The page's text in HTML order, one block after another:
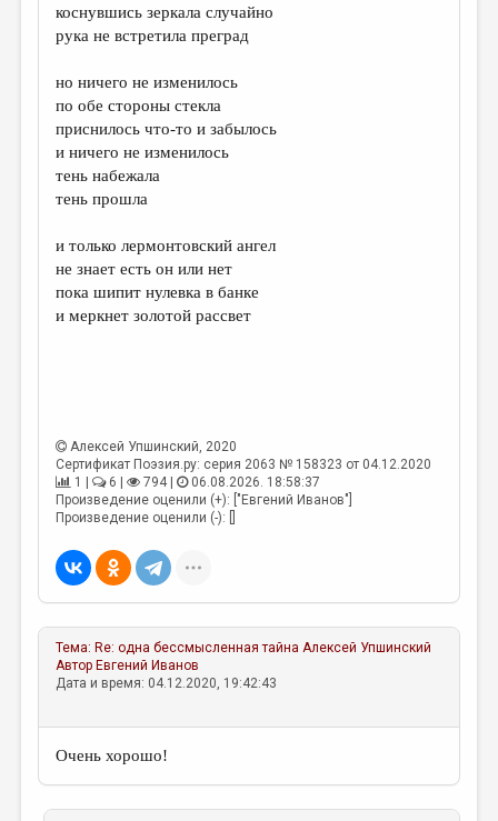
ПРАВИЛА САЙТА
ИЗБРАННОЕ
ДАЙДЖЕСТ
ПРОИЗВЕДЕНИЯ
ПЕРЕВОДЫ
КОНКУРСЫ
ДЕТСКАЯ КОМНАТА
КНИЖНАЯ ПОЛКА
ОБЪЯВЛЕНИЯ
КОЛОНКА РЕДАКТОРА
РЕДКОЛЛЕГИЯ
ОТ РЕДАКЦИИ
МАЛАЯ ПРОЗА
ЭССЕИСТИКА
ЛИТЕРАТУРОВЕДЕНИЕ
КУЛЬТУРОВЕДЕНИЕ
ПУБЛИЦИСТИКА
коснувшись зеркала случайно
рука не встретила преград
но ничего не изменилось
по обе стороны стекла
приснилось что-то и забылось
и ничего не изменилось
тень набежала
тень прошла
и только лермонтовский ангел
не знает есть он или нет
пока шипит нулевка в банке
и меркнет золотой рассвет
Алексей Упшинский, 2020
Сертификат Поэзия.ру: серия 2063 № 158323 от 04.12.2020
1 |
6 | 794 |
06.08.2026. 18:58:37
Произведение оценили (+): ["Евгений Иванов"]
Произведение оценили (-): []
Тема: Re: одна бессмысленная тайна Алексей Упшинский
Автор Евгений Иванов
Дата и время: 04.12.2020, 19:42:43
Очень хорошо!